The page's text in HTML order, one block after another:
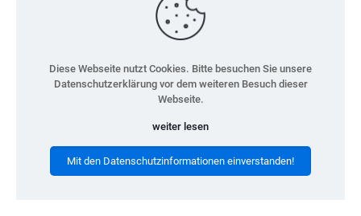
Diese Webseite nutzt Cookies. Bitte besuchen Sie unsere
Datenschutzerklärung vor dem weiteren Besuch dieser
Webseite.
weiter lesen
Mit den Datenschutzinformationen einverstanden!